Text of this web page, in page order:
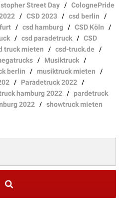
Street Day /ColognePride
/CSD 2023 /csd berlin /
/csd hamburg /CSD Köln /
/csd paradetruck /CSD
truck mieten /csd-truck.de /
/ Musiktruck /
berlin /musiktruck mieten /
/ Paradetruck 2022 /
hamburg 2022 /pardetruck
2022 /showtruck mieten